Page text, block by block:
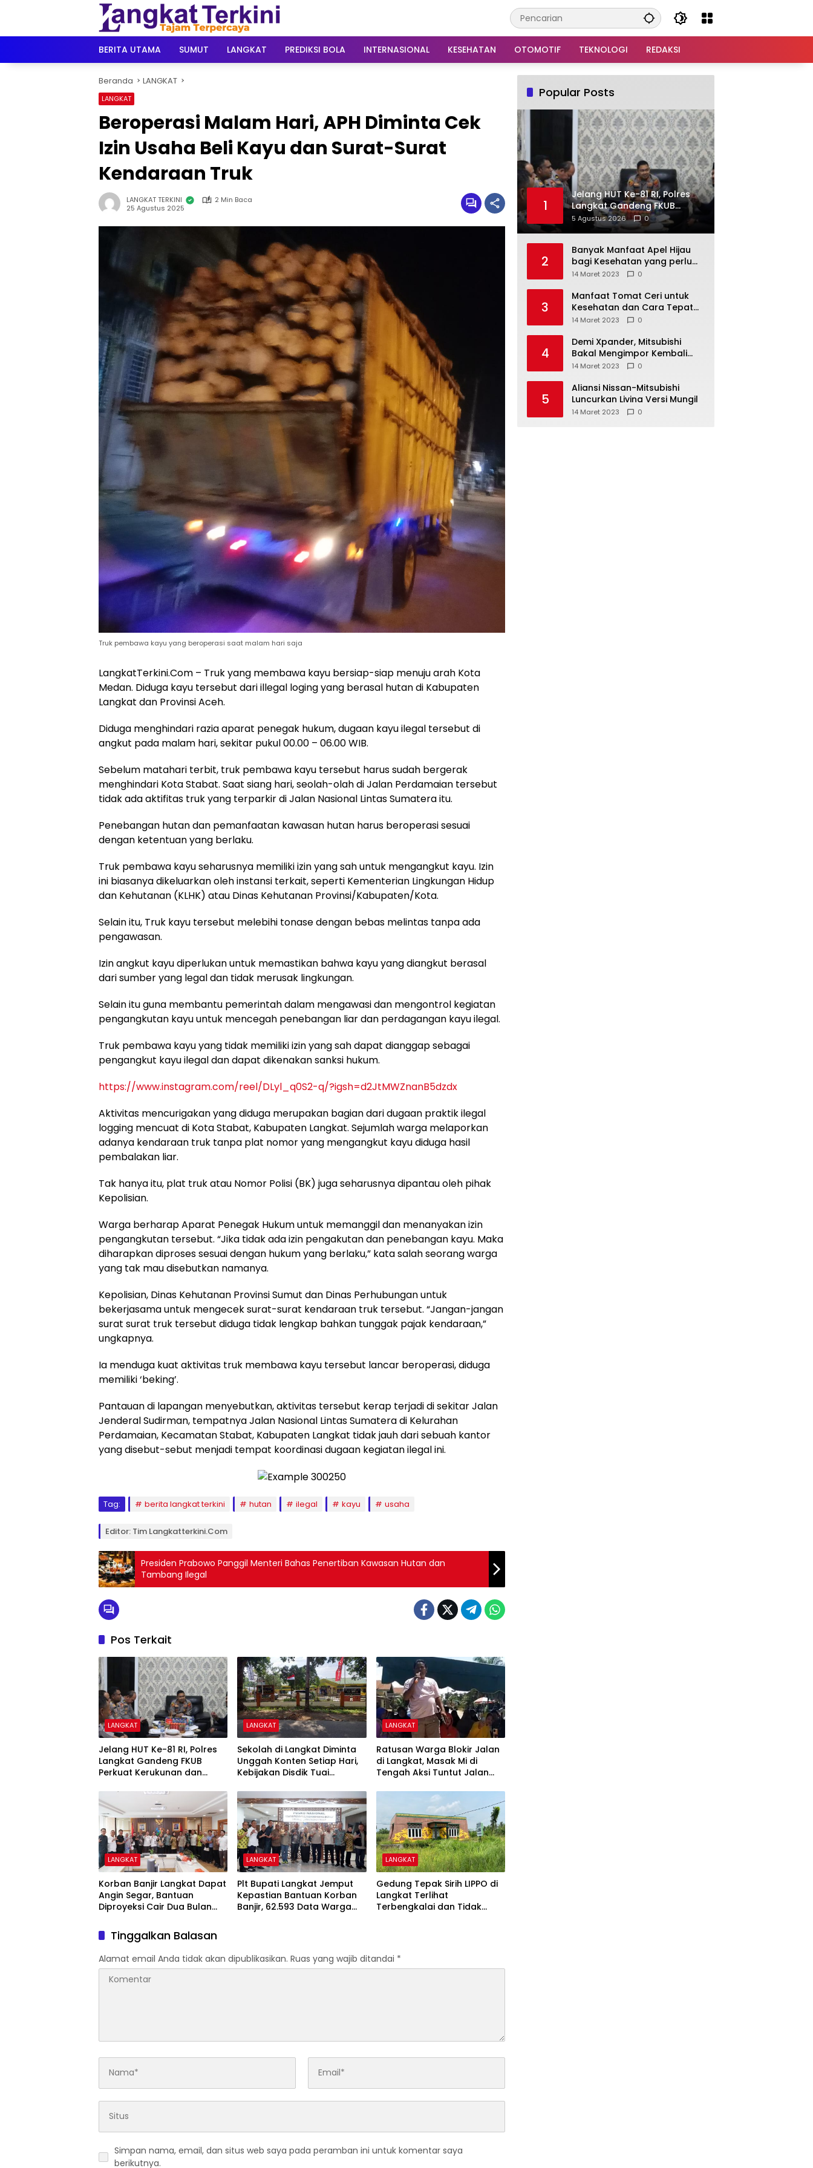
BERITA UTAMA
SUMUT LANGKAT PREDIKSI BOLA INTERNASIONAL KESEHATAN OTOMOTIF TEKNOLOGI REDAKSI
Beranda LANGKAT
LANGKAT
Beroperasi Malam Hari, APH Diminta Cek
Izin Usaha Beli Kayu dan Surat-Surat
Kendaraan Truk
LANGKAT TERKINI
2 Min Baca
25 Agustus 2025
Truk pembawa kayu yang beroperasi saat malam hari saja
LangkatTerkini.Com – Truk yang membawa kayu bersiap-siap menuju arah Kota
Medan. Diduga kayu tersebut dari illegal loging yang berasal hutan di Kabupaten
Langkat dan Provinsi Aceh.
Diduga menghindari razia aparat penegak hukum, dugaan kayu ilegal tersebut di
angkut pada malam hari, sekitar pukul 00.00 – 06.00 WIB.
Sebelum matahari terbit, truk pembawa kayu tersebut harus sudah bergerak
menghindari Kota Stabat. Saat siang hari, seolah-olah di Jalan Perdamaian tersebut
tidak ada aktifitas truk yang terparkir di Jalan Nasional Lintas Sumatera itu.
Penebangan hutan dan pemanfaatan kawasan hutan harus beroperasi sesuai
dengan ketentuan yang berlaku.
Truk pembawa kayu seharusnya memiliki izin yang sah untuk mengangkut kayu. Izin
ini biasanya dikeluarkan oleh instansi terkait, seperti Kementerian Lingkungan Hidup
dan Kehutanan (KLHK) atau Dinas Kehutanan Provinsi/Kabupaten/Kota.
Selain itu, Truk kayu tersebut melebihi tonase dengan bebas melintas tanpa ada
pengawasan.
Izin angkut kayu diperlukan untuk memastikan bahwa kayu yang diangkut berasal
dari sumber yang legal dan tidak merusak lingkungan.
Selain itu guna membantu pemerintah dalam mengawasi dan mengontrol kegiatan
pengangkutan kayu untuk mencegah penebangan liar dan perdagangan kayu ilegal.
Truk pembawa kayu yang tidak memiliki izin yang sah dapat dianggap sebagai
pengangkut kayu ilegal dan dapat dikenakan sanksi hukum.
https://www.instagram.com/reel/DLyl_q0S2-q/?igsh=d2JtMWZnanB5dzdx
Aktivitas mencurigakan yang diduga merupakan bagian dari dugaan praktik ilegal
logging mencuat di Kota Stabat, Kabupaten Langkat. Sejumlah warga melaporkan
adanya kendaraan truk tanpa plat nomor yang mengangkut kayu diduga hasil
pembalakan liar.
Tak hanya itu, plat truk atau Nomor Polisi (BK) juga seharusnya dipantau oleh pihak
Kepolisian.
Warga berharap Aparat Penegak Hukum untuk memanggil dan menanyakan izin
pengangkutan tersebut. “Jika tidak ada izin pengakutan dan penebangan kayu. Maka
diharapkan diproses sesuai dengan hukum yang berlaku,” kata salah seorang warga
yang tak mau disebutkan namanya.
Kepolisian, Dinas Kehutanan Provinsi Sumut dan Dinas Perhubungan untuk
bekerjasama untuk mengecek surat-surat kendaraan truk tersebut. “Jangan-jangan
surat surat truk tersebut diduga tidak lengkap bahkan tunggak pajak kendaraan,”
ungkapnya.
Ia menduga kuat aktivitas truk membawa kayu tersebut lancar beroperasi, diduga
memiliki ‘beking’.
Pantauan di lapangan menyebutkan, aktivitas tersebut kerap terjadi di sekitar Jalan
Jenderal Sudirman, tempatnya Jalan Nasional Lintas Sumatera di Kelurahan
Perdamaian, Kecamatan Stabat, Kabupaten Langkat tidak jauh dari sebuah kantor
yang disebut-sebut menjadi tempat koordinasi dugaan kegiatan ilegal ini.
Tag: berita langkat terkini hutan ilegal kayu usaha
Editor: Tim Langkatterkini.com
Presiden Prabowo Panggil Menteri Bahas Penertiban Kawasan Hutan dan
Tambang Ilegal
Pos Terkait
LANGKAT
Jelang HUT Ke-81 RI, Polres
Langkat Gandeng FKUB
Perkuat Kerukunan dan
LANGKAT
Sekolah di Langkat Diminta
Unggah Konten Setiap Hari,
Kebijakan Disdik Tuai
LANGKAT
Ratusan Warga Blokir Jalan
di Langkat, Masak Mi di
Tengah Aksi Tuntut Jalan
LANGKAT
Korban Banjir Langkat Dapat
Angin Segar, Bantuan
Diproyeksi Cair Dua Bulan
LANGKAT
Plt Bupati Langkat Jemput
Kepastian Bantuan Korban
Banjir, 62.593 Data Warga
LANGKAT
Gedung Tepak Sirih LIPPO di
Langkat Terlihat
Terbengkalai dan Tidak
Tinggalkan Balasan
Alamat email Anda tidak akan dipublikasikan. Ruas yang wajib ditandai *
Simpan nama, email, dan situs web saya pada peramban ini untuk komentar saya
berikutnya.
Popular Posts
1
Jelang HUT Ke-81 RI, Polres
Langkat Gandeng FKUB
Perkuat Kerukunan dan
Kamtibmas
5 Agustus 2026 0
2
Banyak Manfaat Apel Hijau
bagi Kesehatan yang perlu
Anda ketahui
14 Maret 2023 0
3
Manfaat Tomat Ceri untuk
Kesehatan dan Cara Tepat
Mengonsumsinya
14 Maret 2023 0
4
Demi Xpander, Mitsubishi
Bakal Mengimpor Kembali
Pajero Sport
14 Maret 2023 0
5
Aliansi Nissan-Mitsubishi
Luncurkan Livina Versi Mungil
14 Maret 2023 0